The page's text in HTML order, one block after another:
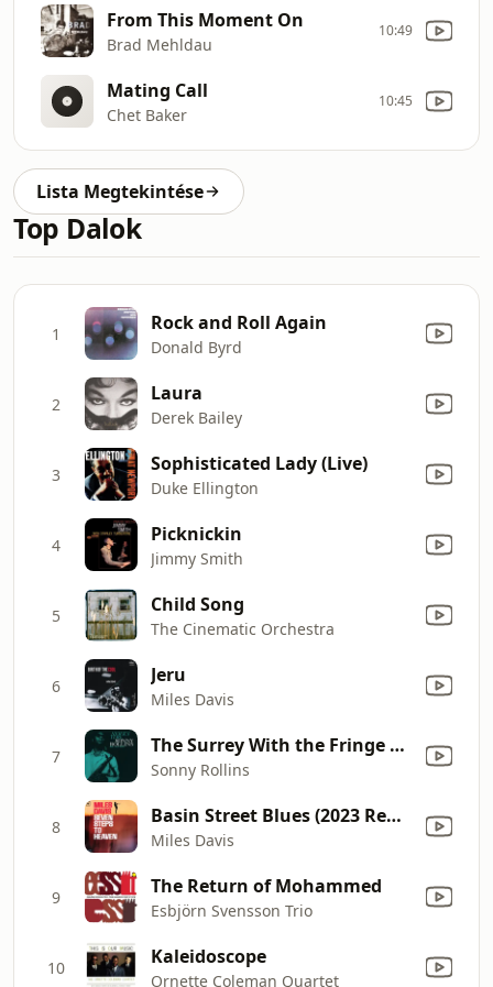
From This Moment On
Brad Mehldau
10:49
Mating Call
Chet Baker
10:45
Lista Megtekintése
Top Dalok
1 Rock and Roll Again
Donald Byrd
2 Laura
Derek Bailey
3 Sophisticated Lady (Live)
Duke Ellington
4 Picknickin
Jimmy Smith
5 Child Song
The Cinematic Orchestra
6 Jeru
Miles Davis
7 The Surrey With the Fringe On Top
Sonny Rollins
8 Basin Street Blues (2023 Remaster)
Miles Davis
9 The Return of Mohammed
Esbjörn Svensson Trio
10 Kaleidoscope
Ornette Coleman Quartet